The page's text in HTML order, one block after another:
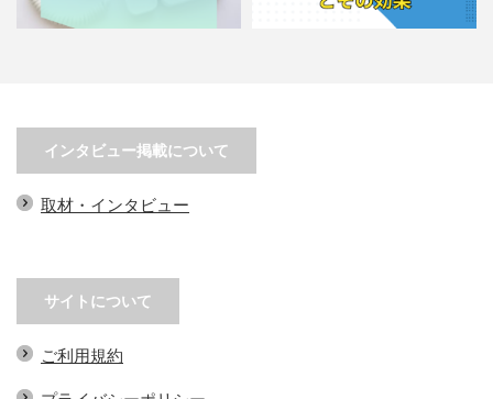
インタビュー掲載について
取材・インタビュー
サイトについて
ご利用規約